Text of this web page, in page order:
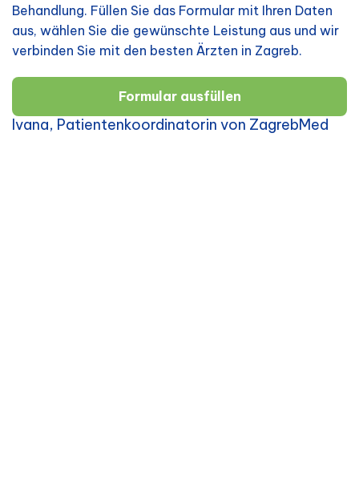
Behandlung. Füllen Sie das Formular mit Ihren Daten
aus, wählen Sie die gewünschte Leistung aus und wir
verbinden Sie mit den besten Ärzten in Zagreb.
Formular ausfüllen
Ivana, Patientenkoordinatorin von ZagrebMed